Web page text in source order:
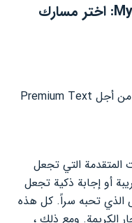
إصدار APK MOD من My Story: اختر مسارك
اختيارات Premium المجانية: هذا من أجل Premium Text
المتقدمة التي تجعل
أو إجابة ذكية تجعل
تحبه سراً. كل هذه
الكريمة. ومع ذلك ،